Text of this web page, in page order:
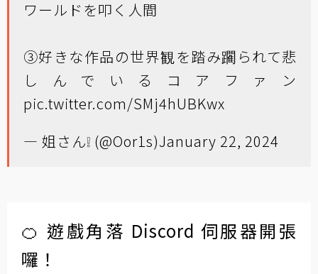
ワールドを叩く人間
③好きな作品の世界観を踏み躙られて悲
しんでいるコアファン
pic.twitter.com/SMj4hUBKwx
— 姐さん❕ (@Oor1s)January 22, 2024
🍊 遊戲角落 Discord 伺服器開張
囉！